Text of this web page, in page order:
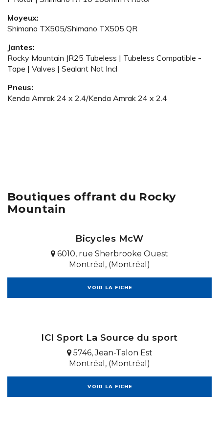
Moyeux:
Shimano TX505/Shimano TX505 QR
Jantes:
Rocky Mountain JR25 Tubeless | Tubeless Compatible -
Tape | Valves | Sealant Not Incl
Pneus:
Kenda Amrak 24 x 2.4/Kenda Amrak 24 x 2.4
Boutiques offrant du Rocky
Mountain
Bicycles McW
6010, rue Sherbrooke Ouest
Montréal, (Montréal)
VOIR LA FICHE
ICI Sport La Source du sport
5746, Jean-Talon Est
Montréal, (Montréal)
VOIR LA FICHE